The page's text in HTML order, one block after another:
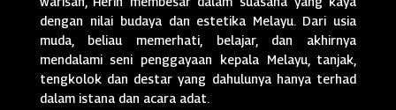
dengan nilai budaya dan estetika Melayu. Dari usia
muda, beliau memerhati, belajar, dan akhirnya
mendalami seni penggayaan kepala Melayu, tanjak,
tengkolok dan destar yang dahulunya hanya terhad
dalam istana dan acara adat.